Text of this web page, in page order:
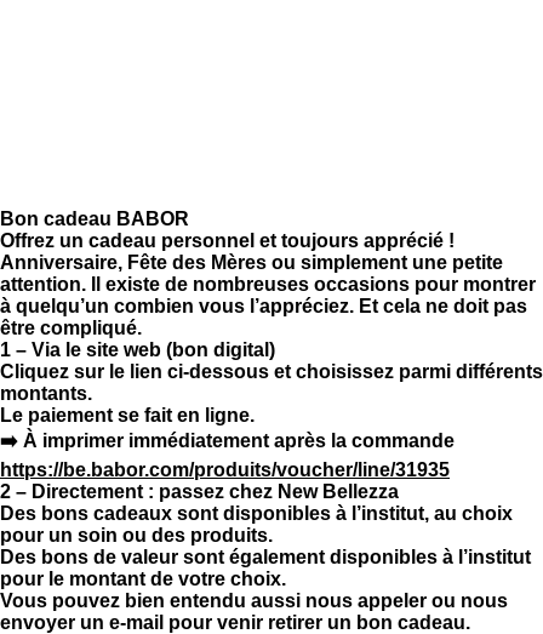
Bon cadeau BABOR
Offrez un cadeau personnel et toujours apprécié !
Anniversaire, Fête des Mères ou simplement une petite
attention. Il existe de nombreuses occasions pour montrer
à quelqu’un combien vous l’appréciez. Et cela ne doit pas
être compliqué.
1 – Via le site web (bon digital)
Cliquez sur le lien ci-dessous et choisissez parmi différents
montants.
Le paiement se fait en ligne.
➡️ À imprimer immédiatement après la commande
https://be.babor.com/produits/voucher/line/31935
2 – Directement : passez chez New Bellezza
Des bons cadeaux sont disponibles à l’institut, au choix
pour un soin ou des produits.
Des bons de valeur sont également disponibles à l’institut
pour le montant de votre choix.
Vous pouvez bien entendu aussi nous appeler ou nous
envoyer un e-mail pour venir retirer un bon cadeau.